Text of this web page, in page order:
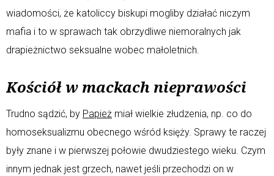
wiadomości, że katoliccy biskupi mogliby działać niczym
mafia i to w sprawach tak obrzydliwe niemoralnych jak
drapieżnictwo seksualne wobec małoletnich.
Kościół w mackach nieprawości
Trudno sądzić, by Papież miał wielkie złudzenia, np. co do
homoseksualizmu obecnego wśród księży. Sprawy te raczej
były znane i w pierwszej połowie dwudziestego wieku. Czym
innym jednak jest grzech, nawet jeśli przechodzi on w